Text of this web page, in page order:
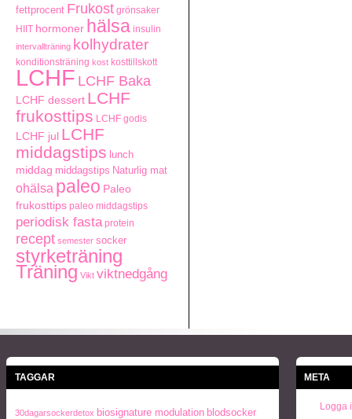
fettprocent Frukost grönsaker
HIIT hormoner hälsa insulin
intervallträning kolhydrater
konditionsträning kost kosttillskott
LCHF LCHF Baka
LCHF dessert LCHF
frukosttips LCHF godis
LCHF jul LCHF
middagstips lunch
middag middagstips Naturlig mat
ohälsa paleo Paleo
frukosttips paleo middagstips
periodisk fasta protein
recept semester socker
styrketräning
Träning Vikt viktnedgång
TAGGAR
30dagarsockerdetox biosignature modulation blodsocker
META
Logga